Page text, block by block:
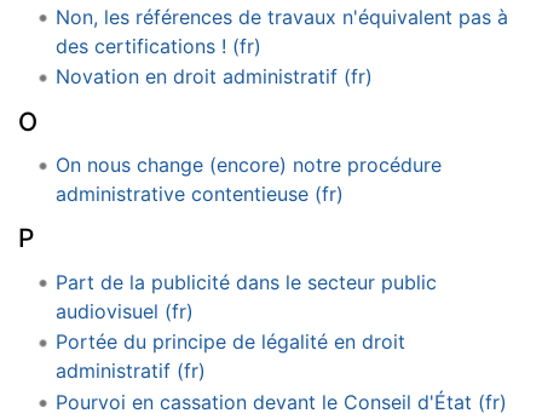
Non, les références de travaux n'équivalent pas à
des certifications ! (fr)
Novation en droit administratif (fr)
O
On nous change (encore) notre procédure
administrative contentieuse (fr)
P
Part de la publicité dans le secteur public
audiovisuel (fr)
Portée du principe de légalité en droit
administratif (fr)
Pourvoi en cassation devant le Conseil d'État (fr)